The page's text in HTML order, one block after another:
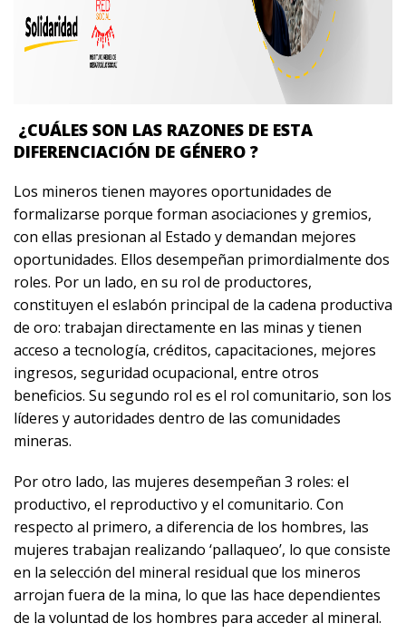
¿CUÁLES SON LAS RAZONES DE ESTA
DIFERENCIACIÓN DE GÉNERO ?
Los mineros tienen mayores oportunidades de
formalizarse porque forman asociaciones y gremios,
con ellas presionan al Estado y demandan mejores
oportunidades. Ellos desempeñan primordialmente dos
roles. Por un lado, en su rol de productores,
constituyen el eslabón principal de la cadena productiva
de oro: trabajan directamente en las minas y tienen
acceso a tecnología, créditos, capacitaciones, mejores
ingresos, seguridad ocupacional, entre otros
beneficios. Su segundo rol es el rol comunitario, son los
líderes y autoridades dentro de las comunidades
mineras.
Por otro lado, las mujeres desempeñan 3 roles: el
productivo, el reproductivo y el comunitario. Con
respecto al primero, a diferencia de los hombres, las
mujeres trabajan realizando ‘pallaqueo’, lo que consiste
en la selección del mineral residual que los mineros
arrojan fuera de la mina, lo que las hace dependientes
de la voluntad de los hombres para acceder al mineral.